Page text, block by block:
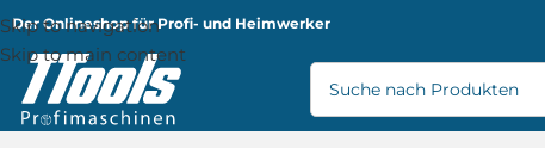
Skip to navigation
Skip to main content
Der Onlineshop für Profi- und Heimwerker